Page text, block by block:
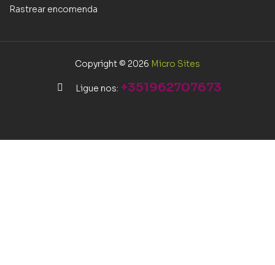
Rastrear encomenda
Copyright © 2026 Micro Sites
Ligue nos: +351962707673